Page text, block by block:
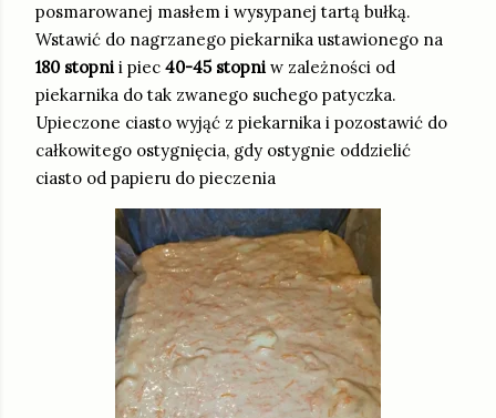
posmarowanej masłem i wysypanej tartą bułką.
Wstawić do nagrzanego piekarnika ustawionego na
180 stopni i piec 40-45 stopni w zależności od
piekarnika do tak zwanego suchego patyczka.
Upieczone ciasto wyjąć z piekarnika i pozostawić do
całkowitego ostygnięcia, gdy ostygnie oddzielić
ciasto od papieru do pieczenia